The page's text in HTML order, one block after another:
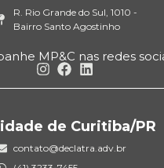
R. Rio Grande do Sul, 1010 -
Bairro Santo Agostinho
MP&C nas redes
de Curitiba/PR
contato@declatra.adv.br